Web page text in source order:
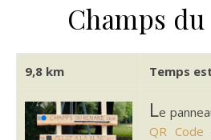
Champs
9,8 km Temps
Le
QR Code